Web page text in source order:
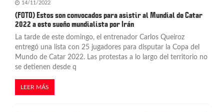
14/11/2022
(FOTO) Estos son convocados para asistir al Mundial de Catar
2022 a este sueño mundialista por Irán
La tarde de este domingo, el entrenador Carlos Queiroz
entregó una lista con 25 jugadores para disputar la Copa del
Mundo de Catar 2022. Las protestas a lo largo del territorio no
se detienen desde q
LEER MÁS